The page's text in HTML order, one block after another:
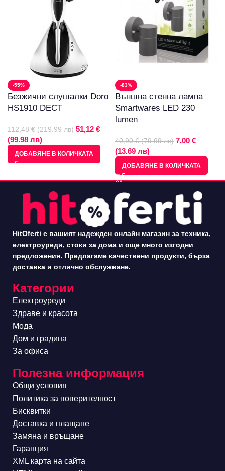
-55%
Безжични слушалки Doro
HS1910 DECT
112,48 € (219.99 лв) 51,12 €
(99.98 лв)
ДОБАВЯНЕ В КОЛИЧКАТА
-83%
Външна стенна лампа
Smartwares LED 230
lumen
40,90 € (79.99 лв) 7,00 €
(13.69 лв)
ДОБАВЯНЕ В КОЛИЧКАТА
HitOferti е вашият надежден онлайн магазин за техника,
електроуреди, стоки за дома и още много изгодни
предложения. Предлагаме качествени продукти, бърза
доставка и отлично обслужване.
Категории
Електроуреди
Здраве и красота
Мода
Дом и градина
За офиса
Полезна информация
Общи условия
Политика за поверителност
Бисквитки
Доставка и плащане
Замяна и връщане
Гаранция
XML карта на сайта